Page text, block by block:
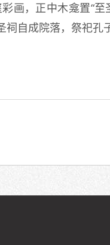
画，正中木龛置“
自成院落，祭祀